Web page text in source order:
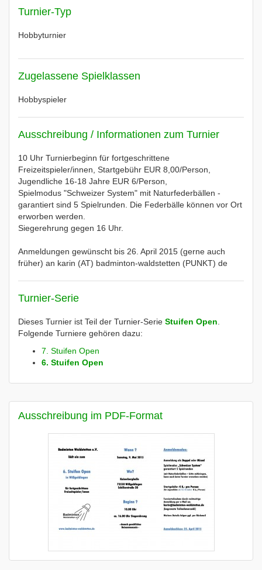
Turnier-Typ
Hobbyturnier
Zugelassene Spielklassen
Hobbyspieler
Ausschreibung / Informationen zum Turnier
10 Uhr Turnierbeginn für fortgeschrittene
Freizeitspieler/innen, Startgebühr EUR 8,00/Person,
Jugendliche 16-18 Jahre EUR 6/Person,
Spielmodus "Schweizer System" mit Naturfederbällen -
garantiert sind 5 Spielrunden. Die Federbälle können vor Ort
erworben werden.
Siegerehrung gegen 16 Uhr.
Anmeldungen gewünscht bis 26. April 2015 (gerne auch
früher) an karin (AT) badminton-waldstetten (PUNKT) de
Turnier-Serie
Dieses Turnier ist Teil der Turnier-Serie Stuifen Open
Folgende Turniere gehören dazu:
7. Stuifen Open
6. Stuifen Open
Ausschreibung im PDF-Format